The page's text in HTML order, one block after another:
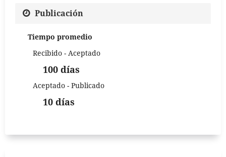
Publicación
Tiempo promedio
Recibido - Aceptado
100 días
Aceptado - Publicado
10 días